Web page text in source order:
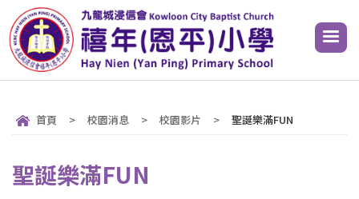
首頁 > 校園消息 > 校園影片 > 聖誕樂滿FUN
聖誕樂滿FUN